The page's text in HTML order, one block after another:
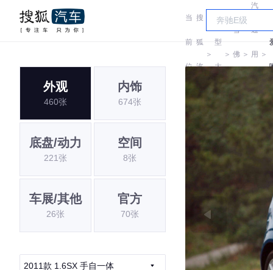
当
前
位
搜
狐
汽
＞
车
型
大
＞
雪
佛
兰
＞
汽
通
用 ＞
外观
460张
内饰
674张
底盘/动力
221张
空间
8张
车展/其他
26张
官方
70张
2011款 1.6SX 手自一体